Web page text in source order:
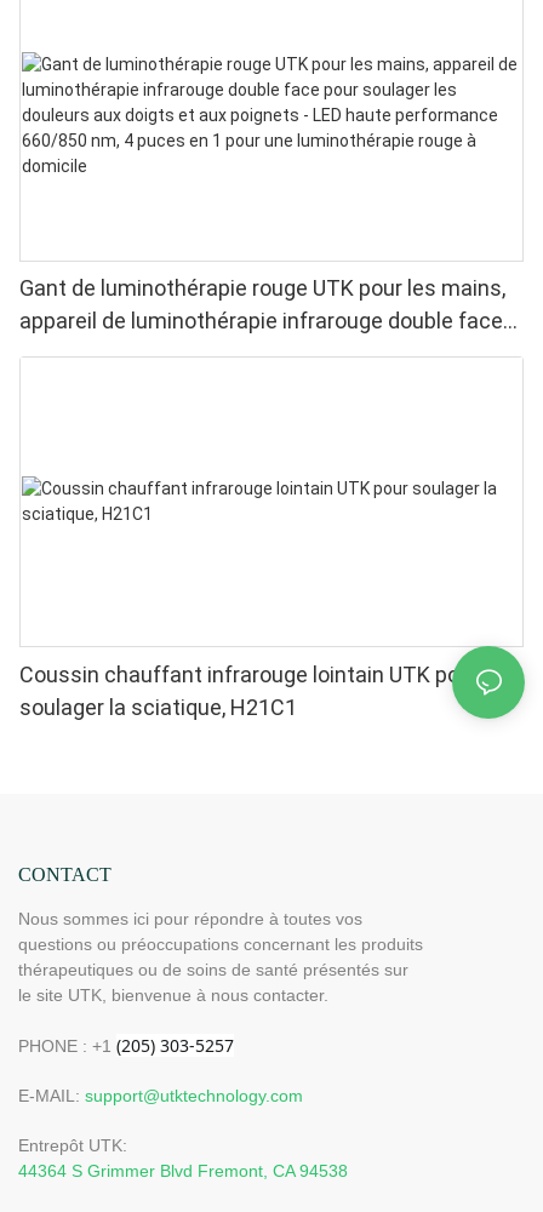
Gant de luminothérapie rouge UTK pour les mains,
appareil de luminothérapie infrarouge double face
pour soulager les douleurs aux doigts et aux
Coussin chauffant infrarouge lointain UTK pour
soulager la sciatique, H21C1
CONTACT
Nous sommes ici pour répondre à toutes vos
questions ou préoccupations concernant les produits
thérapeutiques ou de soins de santé présentés sur
le site UTK, bienvenue à nous contacter.
PHONE : +1
E-MAIL: support@utktechnology.com
Entrepôt UTK:
44364 S Grimmer Blvd Fremont, CA 94538